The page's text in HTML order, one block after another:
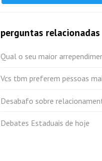
perguntas relacionadas
Qual o seu maior
Vcs tbm preferem pessoas
Desabafo sobre
Debates Estaduais de hoje